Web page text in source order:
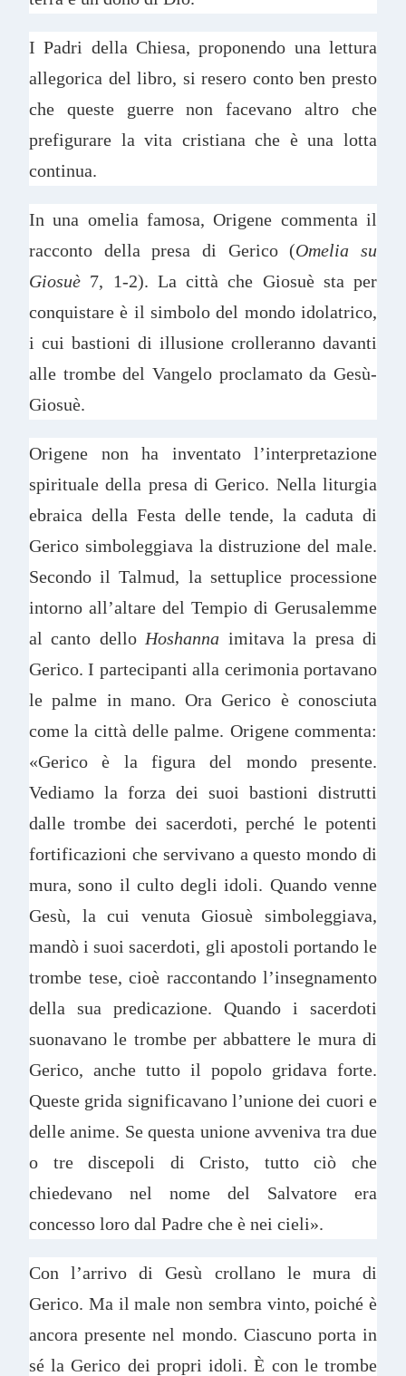
I Padri della Chiesa, proponendo una lettura
allegorica del libro, si resero conto ben presto
che queste guerre non facevano altro che
prefigurare la vita cristiana che è una lotta
continua.
In una omelia famosa, Origene commenta il
racconto della presa di Gerico (Omelia su
Giosuè 7, 1-2). La città che Giosuè sta per
conquistare è il simbolo del mondo idolatrico,
i cui bastioni di illusione crolleranno davanti
alle trombe del Vangelo proclamato da Gesù-
Giosuè.
Origene non ha inventato l’interpretazione
spirituale della presa di Gerico. Nella liturgia
ebraica della Festa delle tende, la caduta di
Gerico simboleggiava la distruzione del male.
Secondo il Talmud, la settuplice processione
intorno all’altare del Tempio di Gerusalemme
al canto dello Hoshanna imitava la presa di
Gerico. I partecipanti alla cerimonia portavano
le palme in mano. Ora Gerico è conosciuta
come la città delle palme. Origene commenta:
«Gerico è la figura del mondo presente.
Vediamo la forza dei suoi bastioni distrutti
dalle trombe dei sacerdoti, perché le potenti
fortificazioni che servivano a questo mondo di
mura, sono il culto degli idoli. Quando venne
Gesù, la cui venuta Giosuè simboleggiava,
mandò i suoi sacerdoti, gli apostoli portando le
trombe tese, cioè raccontando l’insegnamento
della sua predicazione. Quando i sacerdoti
suonavano le trombe per abbattere le mura di
Gerico, anche tutto il popolo gridava forte.
Queste grida significavano l’unione dei cuori e
delle anime. Se questa unione avveniva tra due
o tre discepoli di Cristo, tutto ciò che
chiedevano nel nome del Salvatore era
concesso loro dal Padre che è nei cieli».
Con l’arrivo di Gesù crollano le mura di
Gerico. Ma il male non sembra vinto, poiché è
ancora presente nel mondo. Ciascuno porta in
sé la Gerico dei propri idoli. È con le trombe